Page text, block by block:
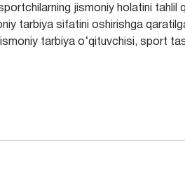
jismoniy holatini tahlil
tarbiya sifatini oshirishga
tarbiya o‘qituvchisi, sport